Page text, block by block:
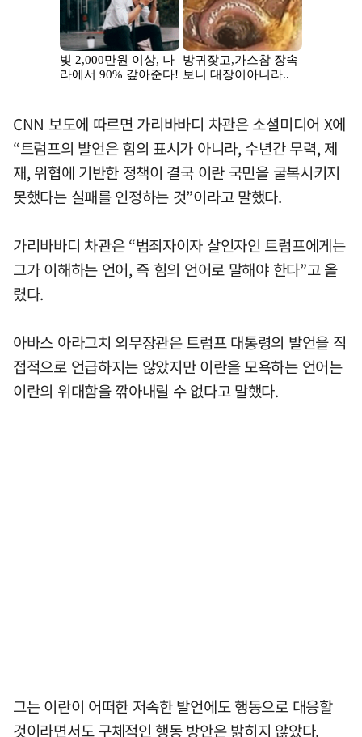
CNN 보도에 따르면 가리바바디 차관은 소셜미디어 X에
“트럼프의 발언은 힘의 표시가 아니라, 수년간 무력, 제
재, 위협에 기반한 정책이 결국 이란 국민을 굴복시키지
못했다는 실패를 인정하는 것”이라고 말했다.
가리바바디 차관은 “범죄자이자 살인자인 트럼프에게는
그가 이해하는 언어, 즉 힘의 언어로 말해야 한다”고 올
렸다.
아바스 아라그치 외무장관은 트럼프 대통령의 발언을 직
접적으로 언급하지는 않았지만 이란을 모욕하는 언어는
이란의 위대함을 깎아내릴 수 없다고 말했다.
그는 이란이 어떠한 저속한 발언에도 행동으로 대응할
것이라면서도 구체적인 행동 방안은 밝히지 않았다.